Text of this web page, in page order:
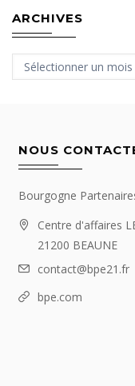
ARCHIVES
Archives
NOUS
Bourgogne
Centre d'affaires
21200 BEAUNE
contact@bpe21.fr
bpe.com